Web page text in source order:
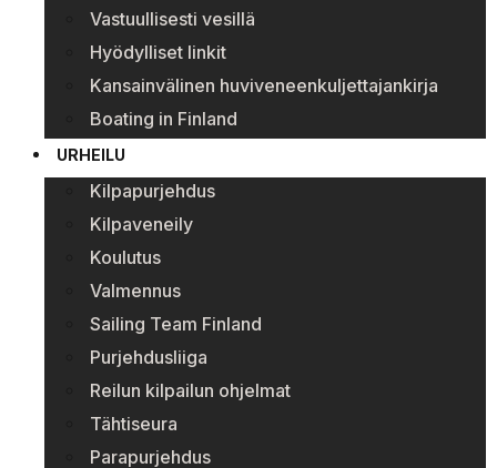
Vastuullisesti vesillä
Hyödylliset linkit
Kansainvälinen huviveneenkuljettajankirja
Boating in Finland
URHEILU
Kilpapurjehdus
Kilpaveneily
Koulutus
Valmennus
Sailing Team Finland
Purjehdusliiga
Reilun kilpailun ohjelmat
Tähtiseura
Parapurjehdus